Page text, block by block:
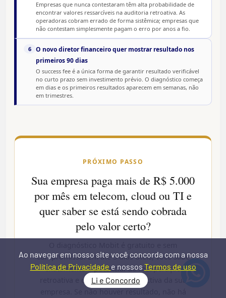
Ao navegar em nosso site você concorda com a nossa
Política de Privacidade e nossos Termos de uso
Li e Concordo
Empresas que nunca contestaram têm alta probabilidade de
encontrar valores ressarcíveis na auditoria retroativa. As
operadoras cobram errado de forma sistêmica; empresas que
não contestam simplesmente pagam o erro por anos a fio.
6 O novo diretor financeiro quer mostrar resultado nos
primeiros 90 dias
O success fee é a única forma de garantir resultado verificável
no curto prazo sem investimento prévio. O diagnóstico começa
em dias e os primeiros resultados aparecem em semanas, não
em trimestres.
PRÓXIMO PASSO
Sua empresa paga mais de R$ 5.000
por mês em telecom, cloud ou TI e
quer saber se está sendo cobrada
pelo valor certo?
compromisso. Em até 5 dias úteis, você sabe
exatamente o potencial de recuperação
retroativa e de redução prospectiva da sua